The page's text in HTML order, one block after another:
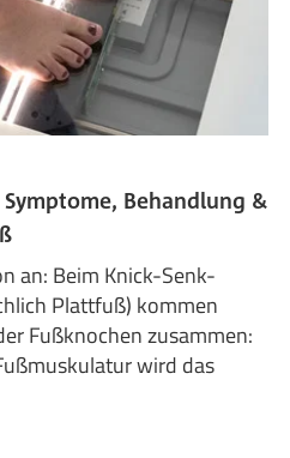
Symptome, Behandlung &
an: Beim Knick-Senk-
Plattfuß) kommen
Fußknochen zusammen:
wird das